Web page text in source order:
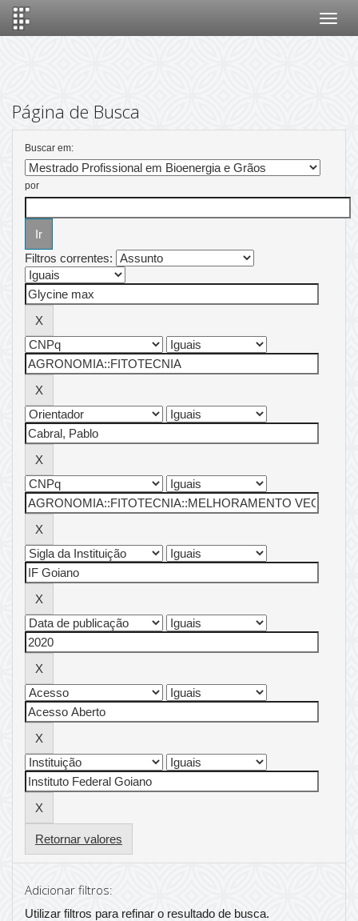
Página de Busca
Buscar em:
por
Filtros correntes:
Retornar valores
Adicionar filtros:
Utilizar filtros para refinar o resultado de busca.